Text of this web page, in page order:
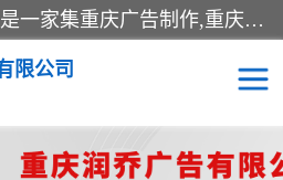
重庆润乔广告有限公司是一家集重庆广告制作,重庆标识标牌,亚克力发光字,led发光字,树脂发光字,超薄灯箱,拉布灯箱,吸塑灯箱,门头招牌,企业形象墙,写真喷绘,x展架,拉网展架,广告展架,条幅,锦旗设计,制作,施工,维护为一体的专业化广告公司.
限公司